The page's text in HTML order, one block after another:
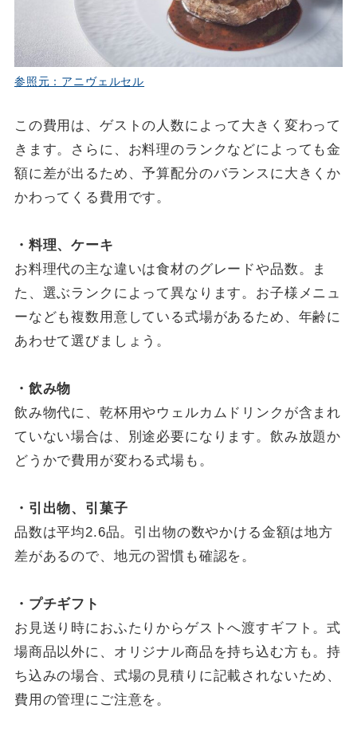
参照元：アニヴェルセル
この費用は、ゲストの人数によって大きく変わって
きます。さらに、お料理のランクなどによっても金
額に差が出るため、予算配分のバランスに大きくか
かわってくる費用です。
・料理、ケーキ
お料理代の主な違いは食材のグレードや品数。ま
た、選ぶランクによって異なります。お子様メニュ
ーなども複数用意している式場があるため、年齢に
あわせて選びましょう。
・飲み物
飲み物代に、乾杯用やウェルカムドリンクが含まれ
ていない場合は、別途必要になります。飲み放題か
どうかで費用が変わる式場も。
・引出物、引菓子
品数は平均2.6品。引出物の数やかける金額は地方
差があるので、地元の習慣も確認を。
・プチギフト
お見送り時におふたりからゲストへ渡すギフト。式
場商品以外に、オリジナル商品を持ち込む方も。持
ち込みの場合、式場の見積りに記載されないため、
費用の管理にご注意を。